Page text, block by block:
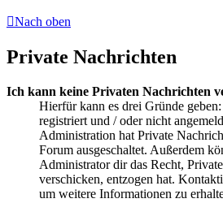
Nach oben
Private Nachrichten
Ich kann keine Privaten Nachrichten
Hierfür kann es drei Gründe
registriert und / oder nicht
Administration hat Private
Forum ausgeschaltet. Außerdem
Administrator dir das Recht,
verschicken, entzogen hat.
um weitere Informationen zu